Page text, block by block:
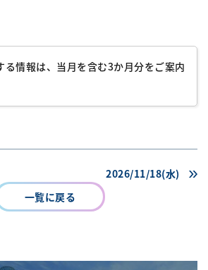
る情報は、当月を含む3か月分をご案内
一覧に戻る
2026/11/18(水)